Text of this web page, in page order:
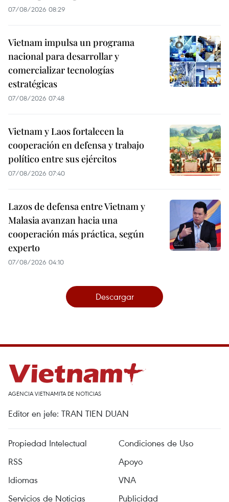
07/08/2026 08:29
Vietnam impulsa un programa
nacional para desarrollar y
comercializar tecnologías
estratégicas
07/08/2026 07:48
Vietnam y Laos fortalecen la
cooperación en defensa y trabajo
político entre sus ejércitos
07/08/2026 07:40
Lazos de defensa entre Vietnam y
Malasia avanzan hacia una
cooperación más práctica, según
experto
07/08/2026 04:10
Descargar
AGENCIA VIETNAMITA DE NOTICIAS
Editor en jefe: TRAN TIEN DUAN
Propiedad Intelectual
Condiciones de Uso
RSS
Apoyo
Idiomas
VNA
Servicios de Noticias
Publicidad